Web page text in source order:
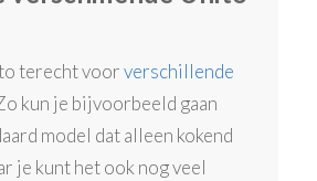
terecht voorverschillende
kun je bijvoorbeeld gaan
model dat alleen kokend
je kunt het ook nog veel